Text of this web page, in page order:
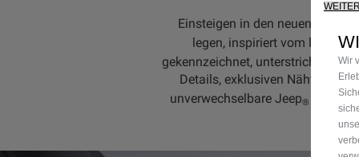
Einsteigen in den neuen
legen, inspiriert vom
gekennzeichnet, unterstrichen
Details, exklusiven Nähten und
unverwechselbare Jeep®
Wir